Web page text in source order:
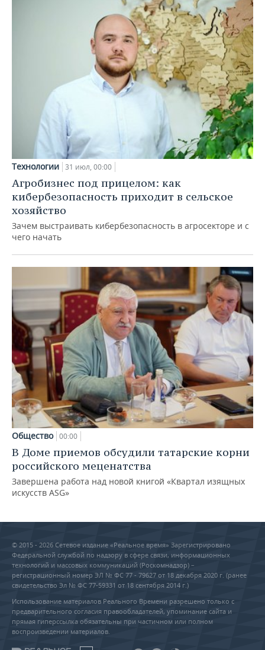
Технологии 31 июл, 00:00
Агробизнес под прицелом: как
кибербезопасность приходит в сельское
хозяйство
Зачем выстраивать кибербезопасность в агросекторе и с
чего начать
Общество 00:00
В Доме приемов обсудили татарские корни
российского меценатства
Завершена работа над новой книгой «Квартал изящных
искусств ASG»
© 2015 - 2026 Сетевое издание «Реальное время» Зарегистрировано
Федеральной службой по надзору в сфере связи, информационных
технологий и массовых коммуникаций (Роскомнадзор) –
регистрационный номер ЭЛ № ФС 77 - 79627 от 18 декабря 2020 г. (ранее
свидетельство Эл № ФС 77-59331 от 18 сентября 2014 г.)
Использование материалов Реального Времени разрешено только с
предварительного согласия правообладателей, упоминание сайта и
прямая гиперссылка обязательны при частичном или полном
воспроизведении материалов.